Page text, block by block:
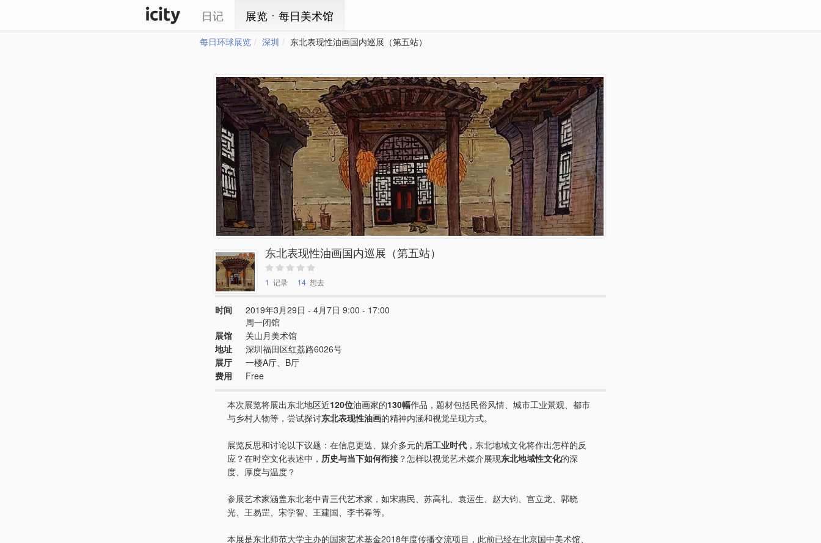
日记 展览ㆍ每日美术馆
每日环球展览 深圳 东北表现性油画国内巡展（第五站）
东北表现性油画国内巡展（第五站）
1 记录 14 想去
时间
2019年3月29日 - 4月7日 9:00 - 17:00
周一闭馆
展馆
关山月美术馆
地址
深圳福田区红荔路6026号
展厅
一楼A厅、B厅
费用
Free
本次展览将展出东北地区近120位油画家的130幅作品，题材包括民俗风情、城市工业景观、都市
与乡村人物等，尝试探讨东北表现性油画的精神内涵和视觉呈现方式。
展览反思和讨论以下议题：在信息更迭、媒介多元的后工业时代 ，东北地域文化将作出怎样的反
应？在时空文化表述中， 历史与当下如何衔接 ？怎样以视觉艺术媒介展现东北地域性文化的深
度、厚度与温度？
参展艺术家涵盖东北老中青三代艺术家，如宋惠民、苏高礼、袁运生、赵大钧、宫立龙、郭晓
光、王易罡、宋学智、王建国、李书春等。
本展是东北师范大学主办的国家艺术基金2018年度传播交流项目，此前已经在北京国中美术馆、